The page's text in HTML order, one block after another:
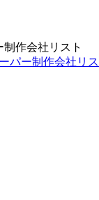
作会社リスト
パー制作会社リス